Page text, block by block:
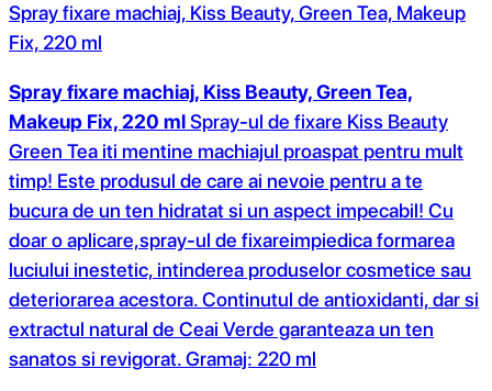
Spray fixare machiaj, Kiss Beauty, Green Tea, Makeup
Fix, 220 ml
Spray fixare machiaj, Kiss Beauty, Green Tea,
Makeup Fix, 220 mlSpray-ul de fixare Kiss Beauty
Green Tea iti mentine machiajul proaspat pentru mult
timp! Este produsul de care ai nevoie pentru a te
bucura de un ten hidratat si un aspect impecabil! Cu
doar o aplicare,spray-ul de fixareimpiedica formarea
luciului inestetic, intinderea produselor cosmetice sau
deteriorarea acestora. Continutul de antioxidanti, dar si
extractul natural de Ceai Verde garanteaza un ten
sanatos si revigorat. Gramaj: 220 ml